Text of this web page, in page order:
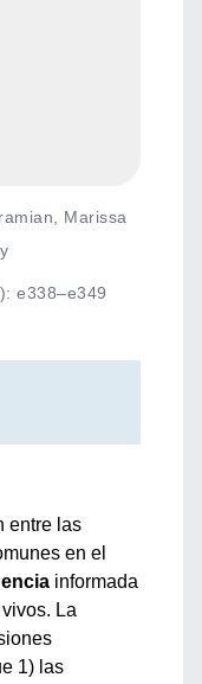
Marissa
e338–e349
entre las
en el
informada
La
1) las